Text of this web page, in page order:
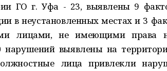
ГО г. Уфа - 23, выявлены 9
в неустановленных местах и 3
лицами, не имеющими права
нарушений выявлены на
лица привлекли